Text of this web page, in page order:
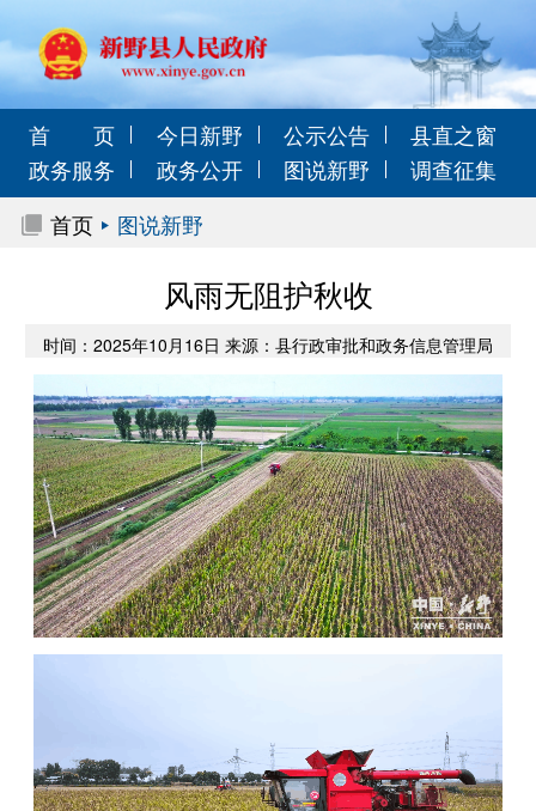
首 页 今日新野 公示公告
县直之窗
政务服务
政务公开 图说新野
调查征集
首页
图说新野
风雨无阻护秋收
时间：2025年10月16日 来源：县行政审批和政务信息管理局